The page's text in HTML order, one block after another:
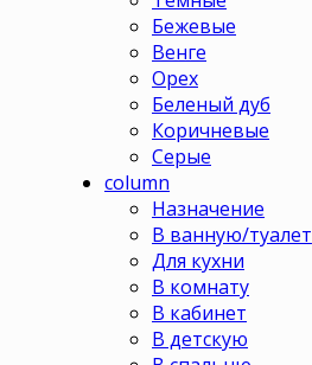
Бежевые
Венге
Орех
Беленый дуб
Коричневые
Серые
column
Назначение
В ванную/туалет
Для кухни
В комнату
В кабинет
В детскую